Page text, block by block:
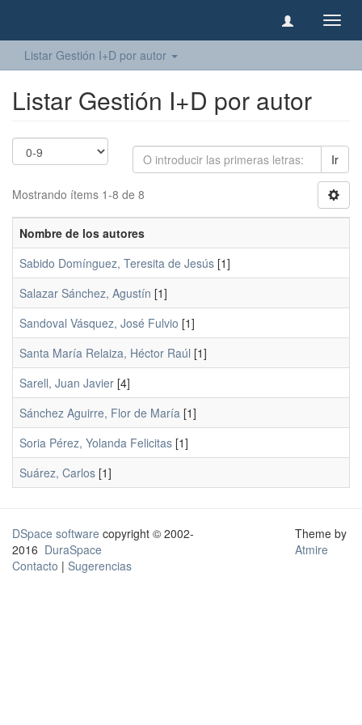
Listar Gestión I+D por autor
Listar Gestión I+D por autor
Ir
Mostrando ítems 1-8 de 8
Nombre de los autores
Sabido Domínguez, Teresita de Jesús [1]
Salazar Sánchez, Agustín [1]
Sandoval Vásquez, José Fulvio [1]
Santa María Relaiza, Héctor Raúl [1]
Sarell, Juan Javier [4]
Sánchez Aguirre, Flor de María [1]
Soria Pérez, Yolanda Felicitas [1]
Suárez, Carlos [1]
DSpace software copyright © 2002-
2016 DuraSpace
Contacto | Sugerencias
Theme by
Atmire